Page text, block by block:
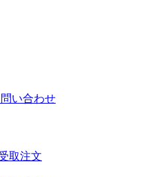
い合わせ
取注文